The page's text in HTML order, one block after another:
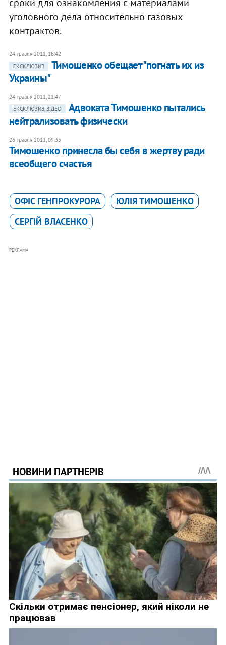
сроки для ознакомления с материалами
уголовного дела относительно газовых
контрактов.
24 травня 2011, 18:42
ЕКСКЛЮЗИВ
Тимошенко обещает "погнать их из
Украины"
24 травня 2011, 21:47
ЕКСКЛЮЗИВ, ВІДЕО
Адвоката Тимошенко пытались
нейтрализовать физически
26 травня 2011, 09:35
Тимошенко принесла бы себя в жертву ради
всеобщего счастья
ОФІС ГЕНПРОКУРОРА
ЮЛІЯ ТИМОШЕНКО
СЕРГІЙ ВЛАСЕНКО
РЕКЛАМА